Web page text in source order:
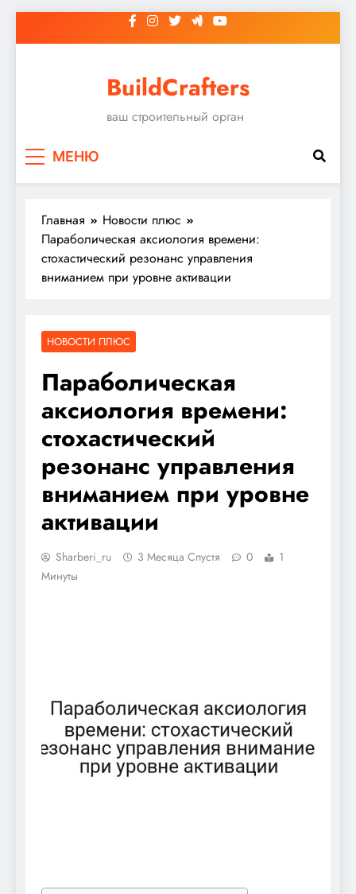
к
BuildCrafters
ваш строительный орган
МЕНЮ
Главная
Новости плюс
Параболическая аксиология времени:
стохастический резонанс управления
вниманием при уровне активации
НОВОСТИ ПЛЮС
Параболическая
аксиология времени:
стохастический
резонанс управления
вниманием при уровне
активации
Sharberi_ru 3 Месяца Спустя 0
1
Минуты